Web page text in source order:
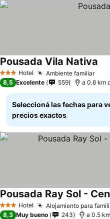
3 Estrellas
Hotel Ambiente familiar
Pousada Vila Nativa
8,5 Excelente 559 a 0.6 km
Seleccioná las fechas para
precios exactos
3 Estrellas
Hotel Alojamiento para
Pousada Ray Sol -
8,3 Muy bueno 243 a 0.5